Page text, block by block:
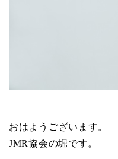
おはようございます。
JMR協会の堀です。